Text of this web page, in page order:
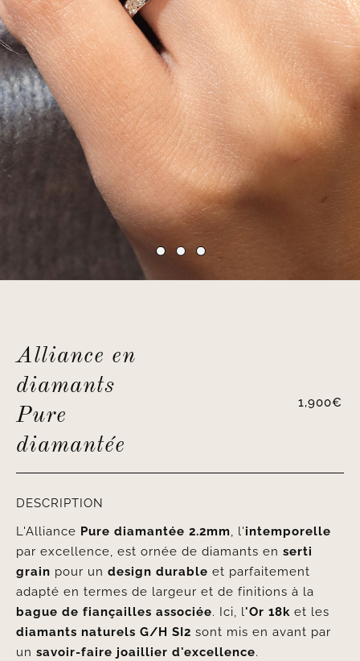
Alliance en
diamants
Pure
diamantée
1,900€
DESCRIPTION
L'Alliance Pure diamantée 2.2mm, l'intemporelle
par excellence, est ornée de diamants en serti
grain pour un design durable et parfaitement
adapté en termes de largeur et de finitions à la
bague de fiançailles associée. Ici, l'Or 18ket les
diamants naturels G/H SI2 sont mis en avant par
un savoir-faire joaillier d'excellence.